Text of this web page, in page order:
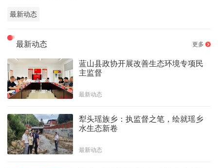
最新动态
最新动态 更多
蓝山县政协开展改善生态环境专项民
主监督
最新动态
犁头瑶族乡：执监督之笔，绘就瑶乡
水生态新卷
最新动态